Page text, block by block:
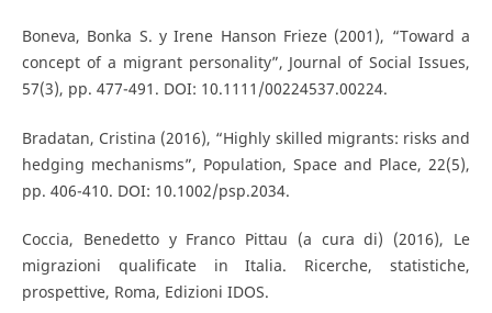
Boneva, Bonka S. y Irene Hanson Frieze (2001), “Toward a
concept of a migrant personality”, Journal of Social Issues,
57(3), pp. 477-491. DOI: 10.1111/00224537.00224.
Bradatan, Cristina (2016), “Highly skilled migrants: risks and
hedging mechanisms”, Population, Space and Place, 22(5),
pp. 406-410. DOI: 10.1002/psp.2034.
Coccia, Benedetto y Franco Pittau (a cura di) (2016), Le
migrazioni qualificate in Italia. Ricerche, statistiche,
prospettive, Roma, Edizioni IDOS.